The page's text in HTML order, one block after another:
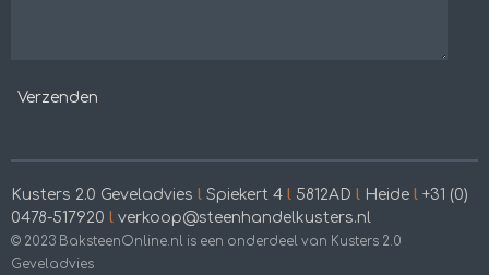
Verzenden
Kusters 2.0 Geveladvies l Spiekert 4 l 5812AD l Heide l +31 (0)
0478-517920 l verkoop@steenhandelkusters.nl
© 2023 BaksteenOnline.nl is een onderdeel van Kusters 2.0
Geveladvies